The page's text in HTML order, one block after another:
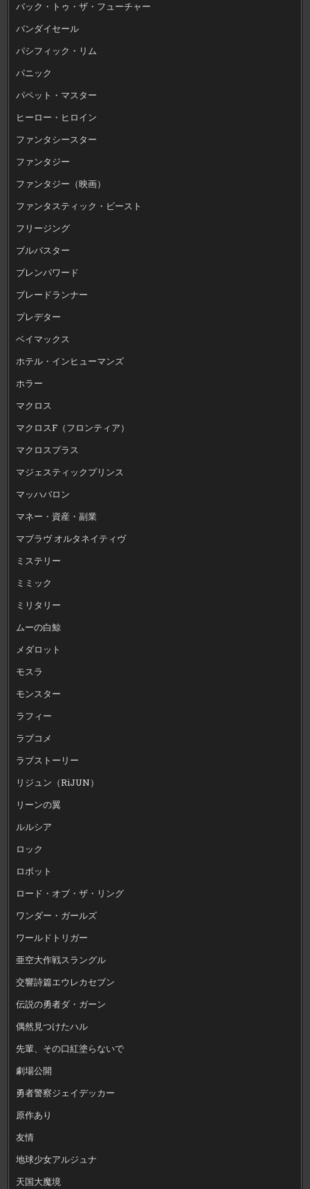
バック・トゥ・ザ・フューチャー
バンダイセール
パシフィック・リム
パニック
パペット・マスター
ヒーロー・ヒロイン
ファンタシースター
ファンタジー
ファンタジー（映画）
ファンタスティック・ビースト
フリージング
ブルバスター
ブレンパワード
ブレードランナー
プレデター
ベイマックス
ホテル・インヒューマンズ
ホラー
マクロス
マクロスF（フロンティア）
マクロスプラス
マジェスティックプリンス
マッハバロン
マネー・資産・副業
マブラヴ オルタネイティヴ
ミステリー
ミミック
ミリタリー
ムーの白鯨
メダロット
モスラ
モンスター
ラフィー
ラブコメ
ラブストーリー
リジュン（RiJUN）
リーンの翼
ルルシア
ロック
ロボット
ロード・オブ・ザ・リング
ワンダー・ガールズ
ワールドトリガー
亜空大作戦スラングル
交響詩篇エウレカセブン
伝説の勇者ダ・ガーン
偶然見つけたハル
先輩、その口紅塗らないで
劇場公開
勇者警察ジェイデッカー
原作あり
友情
地球少女アルジュナ
天国大魔境